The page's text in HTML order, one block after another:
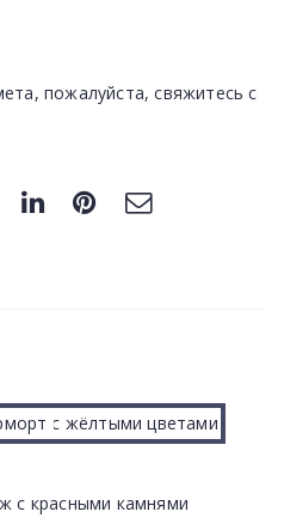
пожалуйста, свяжитесь с